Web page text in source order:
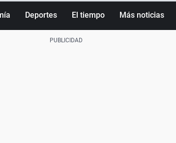
Deportes El tiempo Más noticias